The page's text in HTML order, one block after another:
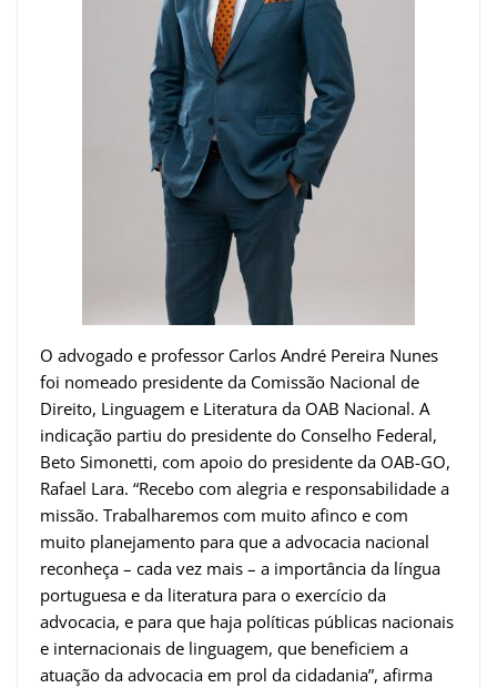
O advogado e professor Carlos André Pereira Nunes
foi nomeado presidente da Comissão Nacional de
Direito, Linguagem e Literatura da OAB Nacional. A
indicação partiu do presidente do Conselho Federal,
Beto Simonetti, com apoio do presidente da OAB-GO,
Rafael Lara. “Recebo com alegria e responsabilidade a
missão. Trabalharemos com muito afinco e com
muito planejamento para que a advocacia nacional
reconheça – cada vez mais – a importância da língua
portuguesa e da literatura para o exercício da
advocacia, e para que haja políticas públicas nacionais
e internacionais de linguagem, que beneficiem a
atuação da advocacia em prol da cidadania”, afirma